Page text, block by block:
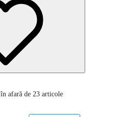
în afară de 23 articole